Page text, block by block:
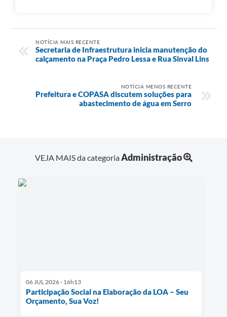
NOTÍCIA MAIS RECENTE
Secretaria de Infraestrutura inicia manutenção do
calçamento na Praça Pedro Lessa e Rua Sinval Lins
NOTÍCIA MENOS RECENTE
Prefeitura e COPASA discutem soluções para
abastecimento de água em Serro
VEJA MAIS da categoriaAdministração
06 JUL 2026 - 16h13
Participação Social na Elaboração da LOA – Seu
Orçamento, Sua Voz!